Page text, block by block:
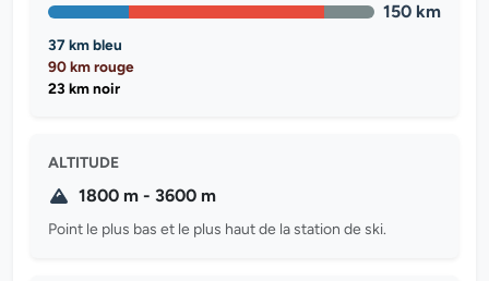
150 km
37 km bleu
90 km rouge
23 km noir
ALTITUDE
1800 m - 3600 m
Point le plus bas et le plus haut de la station de ski.